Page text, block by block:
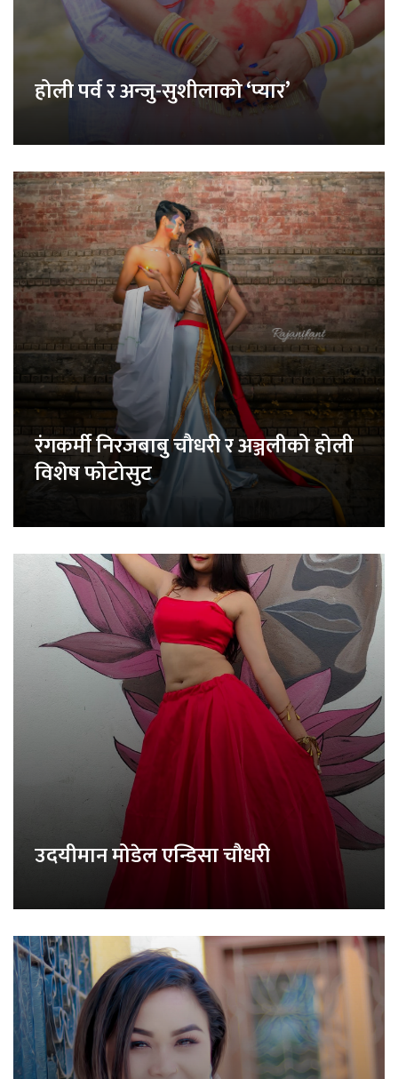
होली पर्व र अन्जु-सुशीलाको ‘प्यार’
रंगकर्मी निरजबाबु चौधरी र अञ्जलीको होली
विशेष फोटोसुट
उदयीमान मोडेल एन्डिसा चौधरी